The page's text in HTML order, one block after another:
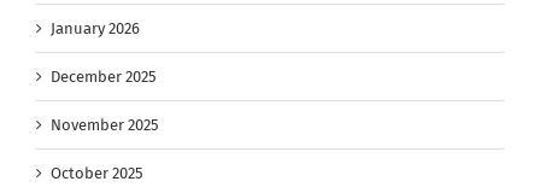
January 2026
December 2025
November 2025
October 2025